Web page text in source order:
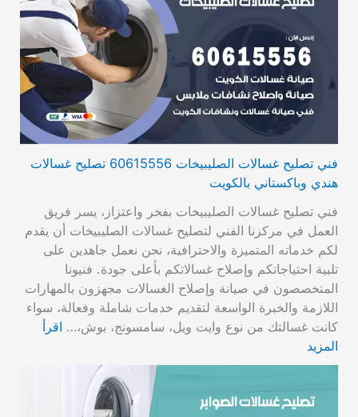
فني تصليح غسالات الصليبيخات 60615556 تصليح غسالات
هندي وباكستاني بالكويت
فني تصليح غسالات الصليبيخات بفخر واعتزاز، يسر فريق
العمل في مركزنا الفني لتصليح غسالات الصليبيخات أن يقدم
لكم خدماته المتميزة والاحترافية، نحن نعمل جاهدين على
تلبية احتياجاتكم وإصلاح غسالاتكم بأعلى جودة. فنيونا
المتخصصون في صيانة وإصلاح الغسالات مجهزون بالمهارات
اللازمة والخبرة الواسعة لتقديم خدمات شاملة وفعالة، سواء
كانت غسالتك من نوع وايت ويل، سامسونج، بوش،… اقرأ
المزيد